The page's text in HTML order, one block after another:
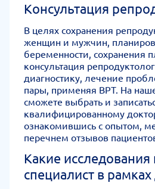
Консультация
В целях сохранения
женщин и мужчин,
беременности, сохранения
консультация
диагностику, лечение
пары, применяя ВРТ. На
сможете выбрать и
квалифицированному
ознакомившись с опытом,
перечнем отзывов
Какие исследования
специалист в рамках